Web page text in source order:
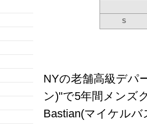
S
NYの老舗高級デパ
ン)"で5年間メンズ
Bastian(マイケル